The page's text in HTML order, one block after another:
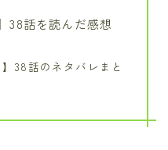
38話を読んだ感想
38話のネタバレまと